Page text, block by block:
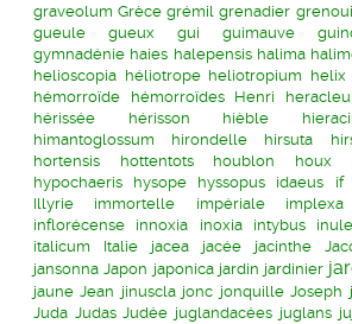
graveolum Grèce grémil grenadier
gueule
gueux gui guimauve
gymnadénie haies halepensis halima
helioscopia héliotrope heliotropium helix
hémorroïde
hémorroïdes Henri
hérissée
hérisson hièble
himantoglossum
hirondelle hirsuta
hortensis
hottentots houblon houx
hypochaeris
hysope hyssopus idaeus if
Illyrie
immortelle impériale implexa
inflorécense
innoxia inoxia intybus inule
italicum
Italie jacea jacée jacinthe
jansonna Japon japonica jardin jardinier
jaune Jean jinuscla jonc jonquille Joseph
Juda Judas Judée juglandacées juglans